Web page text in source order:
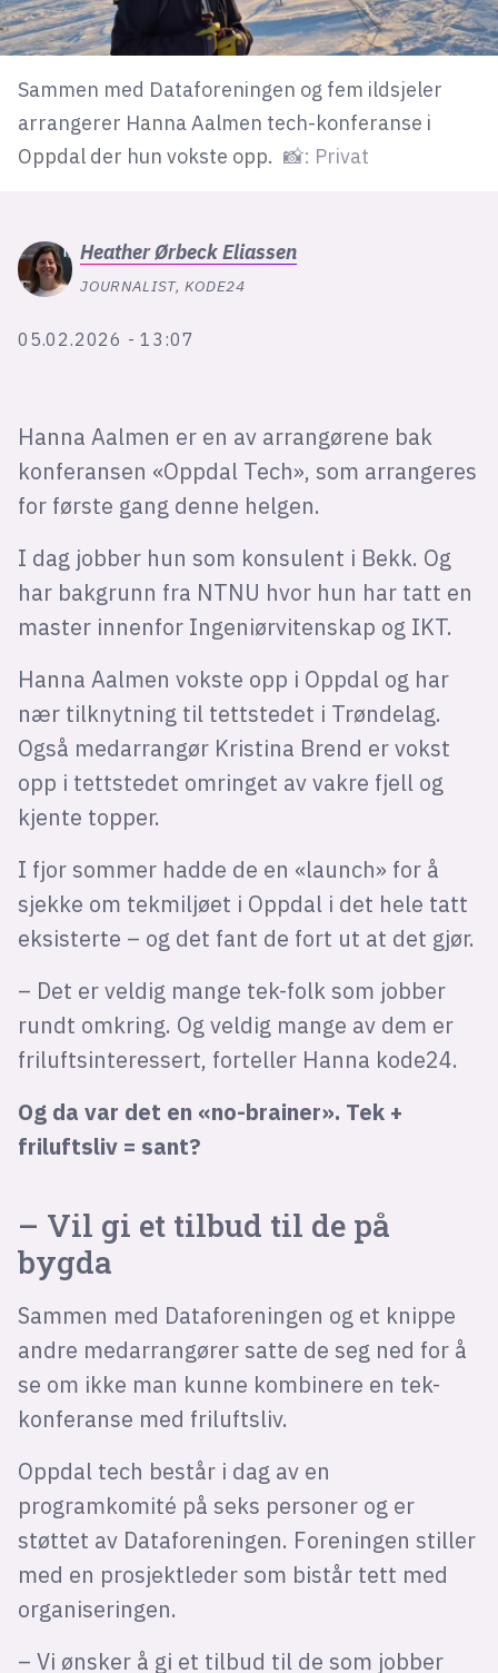
Sammen med Dataforeningen og fem ildsjeler
arrangerer Hanna Aalmen tech-konferanse i
Oppdal der hun vokste opp. 📸: Privat
HeatherØrbeck Eliassen
JOURNALIST, KODE24
05.02.2026 - 13:07
Hanna Aalmen er en av arrangørene bak
konferansen «Oppdal Tech», som arrangeres
for første gang denne helgen.
I dag jobber hun som konsulent i Bekk. Og
har bakgrunn fra NTNU hvor hun har tatt en
master innenfor Ingeniørvitenskap og IKT.
Hanna Aalmen vokste opp i Oppdal og har
nær tilknytning til tettstedet i Trøndelag.
Også medarrangør Kristina Brend er vokst
opp i tettstedet omringet av vakre fjell og
kjente topper.
I fjor sommer hadde de en «launch» for å
sjekke om tekmiljøet i Oppdal i det hele tatt
eksisterte – og det fant de fort ut at det gjør.
– Det er veldig mange tek-folk som jobber
rundt omkring. Og veldig mange av dem er
friluftsinteressert, forteller Hanna kode24.
Og da var det en «no-brainer». Tek +
friluftsliv = sant?
– Vil gi et tilbud til de på
bygda
Sammen med Dataforeningen og et knippe
andre medarrangører satte de seg ned for å
se om ikke man kunne kombinere en tek-
konferanse med friluftsliv.
Oppdal tech består i dag av en
programkomité på seks personer og er
støttet av Dataforeningen. Foreningen stiller
med en prosjektleder som bistår tett med
organiseringen.
– Vi ønsker å gi et tilbud til de som jobber
LinkedIn
Bluesky
Facebook
annonsepriser
suksesshistorier
Bli firmapartner